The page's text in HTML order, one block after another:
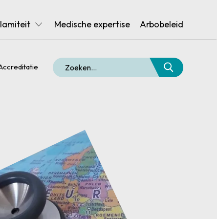
Medische expertise Arbobeleid